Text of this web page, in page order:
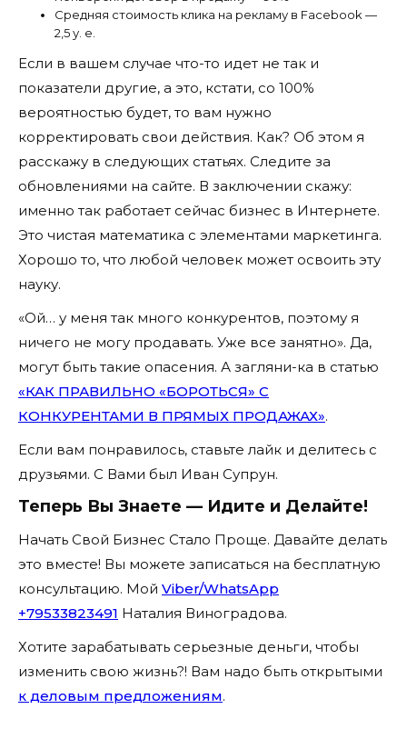
Средняя стоимость клика на рекламу в Facebook —
2,5 у. е.
Если в вашем случае что-то идет не так и
показатели другие, а это, кстати, со 100%
вероятностью будет, то вам нужно
корректировать свои действия. Как? Об этом я
расскажу в следующих статьях. Следите за
обновлениями на сайте. В заключении скажу:
именно так работает сейчас бизнес в Интернете.
Это чистая математика с элементами маркетинга.
Хорошо то, что любой человек может освоить эту
науку.
«Ой… у меня так много конкурентов, поэтому я
ничего не могу продавать. Уже все занятно». Да,
могут быть такие опасения. А загляни-ка в статью
«КАК ПРАВИЛЬНО «БОРОТЬСЯ» С
КОНКУРЕНТАМИ В ПРЯМЫХ ПРОДАЖАХ».
Если вам понравилось, ставьте лайк и делитесь с
друзьями. С Вами был Иван Супрун.
Теперь Вы Знаете — Идите и Делайте!
Начать Свой Бизнес Стало Проще. Давайте делать
это вместе! Вы можете записаться на бесплатную
консультацию. Мой Viber/WhatsApp
+79533823491 Наталия Виноградова.
Хотите зарабатывать серьезные деньги, чтобы
изменить свою жизнь?! Вам надо быть открытыми
к деловым предложениям.